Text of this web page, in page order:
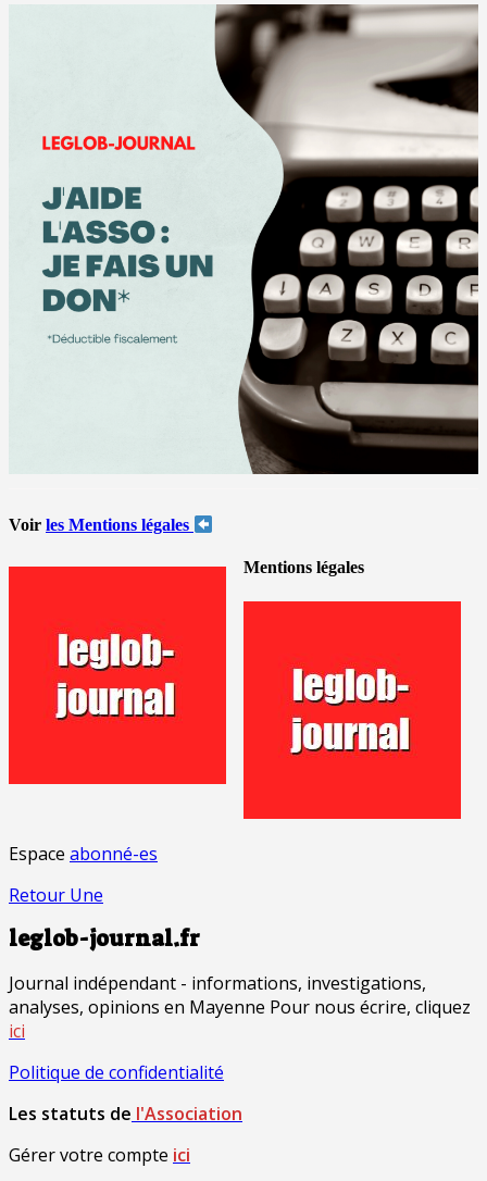
Voir les Mentions légales
Mentions légales
Espace abonné-es
Retour Une
leglob-journal.fr
Journal indépendant - informations, investigations,
analyses, opinions en Mayenne Pour nous écrire, cliquez
ici
Politique de confidentialité
Les statuts de l'Association
Gérer votre compte ici